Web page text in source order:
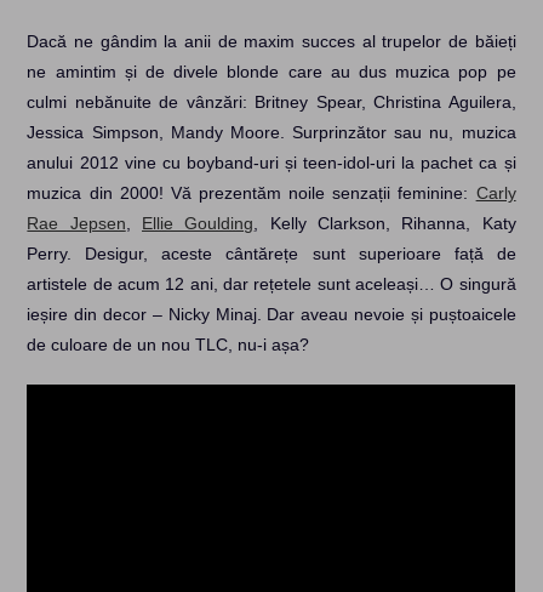
Dacă ne gândim la anii de maxim succes al trupelor de băieți
ne amintim și de divele blonde care au dus muzica pop pe
culmi nebănuite de vânzări: Britney Spear, Christina Aguilera,
Jessica Simpson, Mandy Moore. Surprinzător sau nu, muzica
anului 2012 vine cu boyband-uri și teen-idol-uri la pachet ca și
muzica din 2000! Vă prezentăm noile senzații feminine: Carly
Rae Jepsen
Ellie Goulding , Kelly Clarkson, Rihanna, Katy
Perry. Desigur, aceste cântărețe sunt superioare față de
artistele de acum 12 ani, dar rețetele sunt aceleași… O singură
ieșire din decor – Nicky Minaj. Dar aveau nevoie și puștoaicele
de culoare de un nou TLC, nu-i așa?